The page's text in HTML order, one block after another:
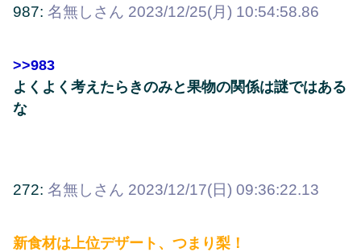
987: 名無しさん 2023/12/25(月) 10:54:58.86
>>983
よくよく考えたらきのみと果物の関係は謎ではある
な
272: 名無しさん 2023/12/17(日) 09:36:22.13
新食材は上位デザート、つまり梨！